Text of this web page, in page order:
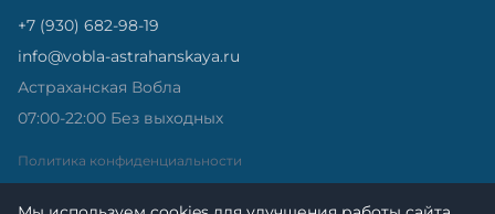
+7 (930) 682-98-19
info@vobla-astrahanskaya.ru
Астраханская Вобла
07:00-22:00 Без выходных
Политика конфиденциальности